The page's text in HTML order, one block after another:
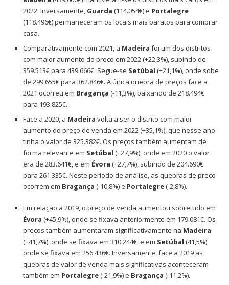
2022. Inversamente, Guarda (114.054€) e Portalegre
(118.496€) permaneceram os locais mais baratos para comprar
casa.
Comparativamente com 2021, a Madeira foi um dos distritos
com maior aumento do preço em 2022 (+22,3%), subindo de
359.513€ para 439.666€. Segue-se Setúbal (+21,1%), onde sobe
de 299.655€ para 362.846€. A única quebra de preços face a
2021 ocorreu em Bragança (-11,3%), baixando de 218.494€
para 193.825€.
Face a 2020, a Madeira volta a ser o distrito com maior
aumento do preço de venda em 2022 (+35,1%), que nesse ano
tinha o valor de 325.382€. Os preços também aumentam de
forma relevante em Setúbal (+27,9%), onde em 2020 o valor
era de 283.641€, e em Évora (+27,7%), subindo de 204.690€
para 261.335€. Neste período de análise, as quebras de preço
ocorrem em Bragança (-10,8%) e Portalegre(-2,8%).
Em relação a 2019, o preço de venda aumentou sobretudo em
Évora (+45,9%), onde se fixava anteriormente em 179.081€. Os
preços também aumentaram significativamente na Madeira
(+41,7%), onde se fixava em 310.244€, e em Setúbal (41,5%),
onde se fixava em 256.436€. Inversamente, face a 2019 as
quebras de valor de venda mais significativas aconteceram
também em Portalegre(-21,9%) e Bragança (-11,2%).